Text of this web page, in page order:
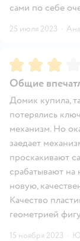
сами по себе
25 июля 2023 ·
Рейтинг:3
Общие
Домик купила,
потерялись
механизм. Но
заедает
проскакивают
срабатывают на
новую,
Качество
геометрией
15 ноября 2023 ·